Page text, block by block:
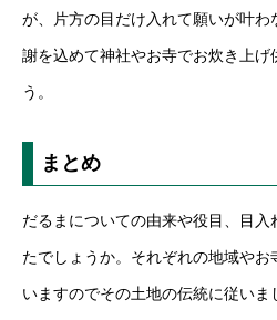
が、片方の目だけ入れて願いが叶
謝を込めて神社やお寺でお炊き上げ
う。
まとめ
だるまについての由来や役目、目入
たでしょうか。それぞれの地域や
いますのでその土地の伝統に従いま